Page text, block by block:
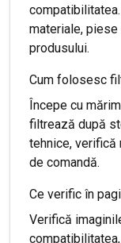
materiale,
produsului.
Cum folosesc
Începe cu
filtrează după
tehnice,
de comandă.
Ce verific în
Verifică